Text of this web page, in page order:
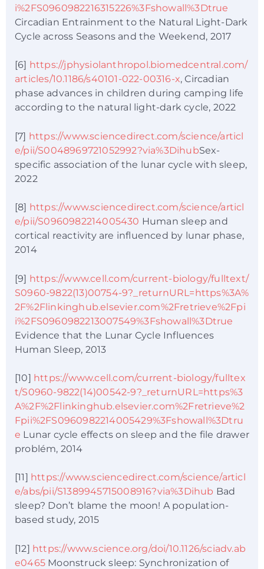
i%2FS0960982216315226%3Fshowall%3Dtrue
Circadian Entrainment to the Natural Light-Dark
Cycle across Seasons and the Weekend, 2017
[6] https://jphysiolanthropol.biomedcentral.com/
articles/10.1186/s40101-022-00316-x, Circadian
phase advances in children during camping life
according to the natural light-dark cycle, 2022
[7] https://www.sciencedirect.com/science/articl
e/pii/S0048969721052992?via%3DihubSex-
specific association of the lunar cycle with sleep,
2022
[8] https://www.sciencedirect.com/science/articl
e/pii/S0960982214005430 Human sleep and
cortical reactivity are influenced by lunar phase,
2014
[9] https://www.cell.com/current-biology/fulltext/
S0960-9822(13)00754-9?_returnURL=https%3A%
2F%2Flinkinghub.elsevier.com%2Fretrieve%2Fpi
i%2FS0960982213007549%3Fshowall%3Dtrue
Evidence that the Lunar Cycle Influences
Human Sleep, 2013
[10] https://www.cell.com/current-biology/fulltex
t/S0960-9822(14)00542-9?_returnURL=https%3
A%2F%2Flinkinghub.elsevier.com%2Fretrieve%2
Fpii%2FS0960982214005429%3Fshowall%3Dtru
e Lunar cycle effects on sleep and the file drawer
problém, 2014
[11] https://www.sciencedirect.com/science/articl
e/abs/pii/S1389945715008916?via%3Dihub Bad
sleep? Don’t blame the moon! A population-
based study, 2015
[12] https://www.science.org/doi/10.1126/sciadv.ab
e0465 Moonstruck sleep: Synchronization of